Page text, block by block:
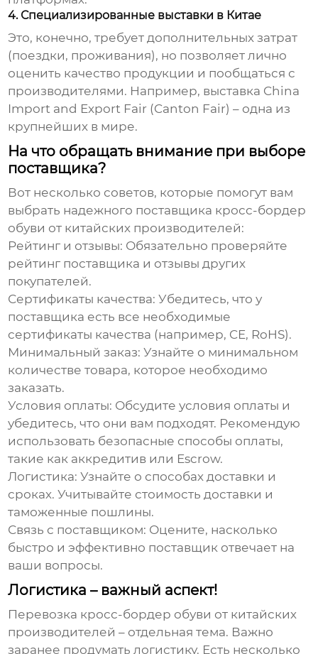
4. Специализированные выставки в Китае
Это, конечно, требует дополнительных затрат
(поездки, проживания), но позволяет лично
оценить качество продукции и пообщаться с
производителями. Например, выставка China
Import and Export Fair (Canton Fair) – одна из
крупнейших в мире.
На что обращать внимание при выборе
поставщика?
Вот несколько советов, которые помогут вам
выбрать надежного поставщика кросс-бордер
обуви от китайских производителей:
Рейтинг и отзывы: Обязательно проверяйте
рейтинг поставщика и отзывы других
покупателей.
Сертификаты качества: Убедитесь, что у
поставщика есть все необходимые
сертификаты качества (например, CE, RoHS).
Минимальный заказ: Узнайте о минимальном
количестве товара, которое необходимо
заказать.
Условия оплаты: Обсудите условия оплаты и
убедитесь, что они вам подходят. Рекомендую
использовать безопасные способы оплаты,
такие как аккредитив или Escrow.
Логистика: Узнайте о способах доставки и
сроках. Учитывайте стоимость доставки и
таможенные пошлины.
Связь с поставщиком: Оцените, насколько
быстро и эффективно поставщик отвечает на
ваши вопросы.
Логистика – важный аспект!
Перевозка кросс-бордер обуви от китайских
производителей – отдельная тема. Важно
заранее продумать логистику. Есть несколько